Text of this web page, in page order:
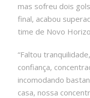
mas sofreu dois
final, acabou
time de Novo
“Faltou
confiança,
incomodando
casa, nossa